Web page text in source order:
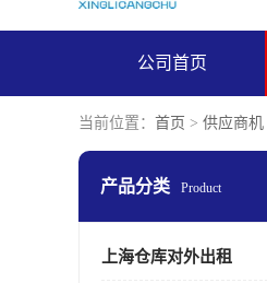
公司首页
当前位置： 首页 > 供应商机
产品分类 Product
上海仓库对外出租